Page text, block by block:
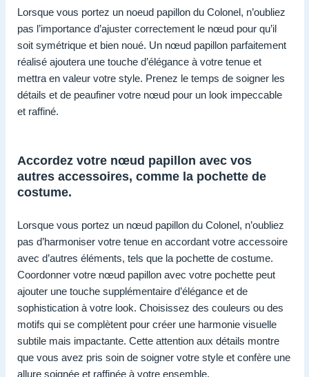
Lorsque vous portez un noeud papillon du Colonel, n’oubliez
pas l’importance d’ajuster correctement le nœud pour qu’il
soit symétrique et bien noué. Un nœud papillon parfaitement
réalisé ajoutera une touche d’élégance à votre tenue et
mettra en valeur votre style. Prenez le temps de soigner les
détails et de peaufiner votre nœud pour un look impeccable
et raffiné.
Accordez votre nœud papillon avec vos
autres accessoires, comme la pochette de
costume.
Lorsque vous portez un nœud papillon du Colonel, n’oubliez
pas d’harmoniser votre tenue en accordant votre accessoire
avec d’autres éléments, tels que la pochette de costume.
Coordonner votre nœud papillon avec votre pochette peut
ajouter une touche supplémentaire d’élégance et de
sophistication à votre look. Choisissez des couleurs ou des
motifs qui se complètent pour créer une harmonie visuelle
subtile mais impactante. Cette attention aux détails montre
que vous avez pris soin de soigner votre style et confère une
allure soignée et raffinée à votre ensemble.